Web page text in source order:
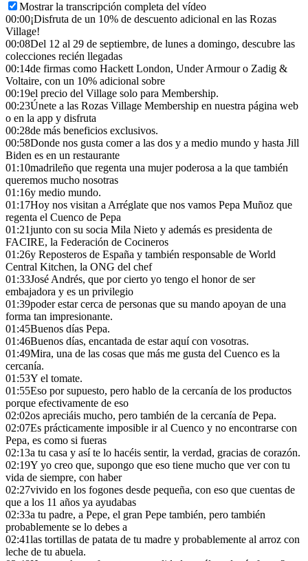
Mostrar la transcripción completa del vídeo
00:00¡Disfruta de un 10% de descuento adicional en las Rozas
Village!
00:08Del 12 al 29 de septiembre, de lunes a domingo, descubre las
colecciones recién llegadas
00:14de firmas como Hackett London, Under Armour o Zadig &
Voltaire, con un 10% adicional sobre
00:19el precio del Village solo para Membership.
00:23Únete a las Rozas Village Membership en nuestra página web
o en la app y disfruta
00:28de más beneficios exclusivos.
00:58Donde nos gusta comer a las dos y a medio mundo y hasta Jill
Biden es en un restaurante
01:10madrileño que regenta una mujer poderosa a la que también
queremos mucho nosotras
01:16y medio mundo.
01:17Hoy nos visitan a Arréglate que nos vamos Pepa Muñoz que
regenta el Cuenco de Pepa
01:21junto con su socia Mila Nieto y además es presidenta de
FACIRE, la Federación de Cocineros
01:26y Reposteros de España y también responsable de World
Central Kitchen, la ONG del chef
01:33José Andrés, que por cierto yo tengo el honor de ser
embajadora y es un privilegio
01:39poder estar cerca de personas que su mando apoyan de una
forma tan impresionante.
01:45Buenos días Pepa.
01:46Buenos días, encantada de estar aquí con vosotras.
01:49Mira, una de las cosas que más me gusta del Cuenco es la
cercanía.
01:53Y el tomate.
01:55Eso por supuesto, pero hablo de la cercanía de los productos
porque efectivamente de eso
02:02os apreciáis mucho, pero también de la cercanía de Pepa.
02:07Es prácticamente imposible ir al Cuenco y no encontrarse con
Pepa, es como si fueras
02:13a tu casa y así te lo hacéis sentir, la verdad, gracias de corazón.
02:19Y yo creo que, supongo que eso tiene mucho que ver con tu
vida de siempre, con haber
02:27vivido en los fogones desde pequeña, con eso que cuentas de
que a los 11 años ya ayudabas
02:33a tu padre, a Pepe, el gran Pepe también, pero también
probablemente se lo debes a
02:41las tortillas de patata de tu madre y probablemente al arroz con
leche de tu abuela.